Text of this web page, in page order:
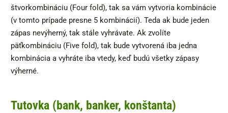
štvorkombináciu (Four fold), tak sa vám vytvoria kombinácie
(v tomto prípade presne 5 kombinácií). Teda ak bude jeden
zápas nevýherný, tak stále vyhrávate. Ak zvolíte
päťkombináciu (Five fold), tak bude vytvorená iba jedna
kombinácia a vyhráte iba vtedy, keď budú všetky zápasy
výherné.
Tutovka (bank, banker, konštanta)